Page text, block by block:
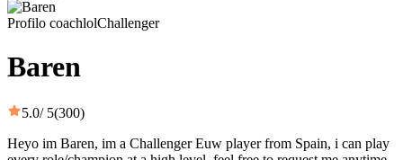
Profilo coachlolChallenger
Baren
5.0/ 5(300)
Heyo im Baren, im a Challenger Euw player from Spain, i can play